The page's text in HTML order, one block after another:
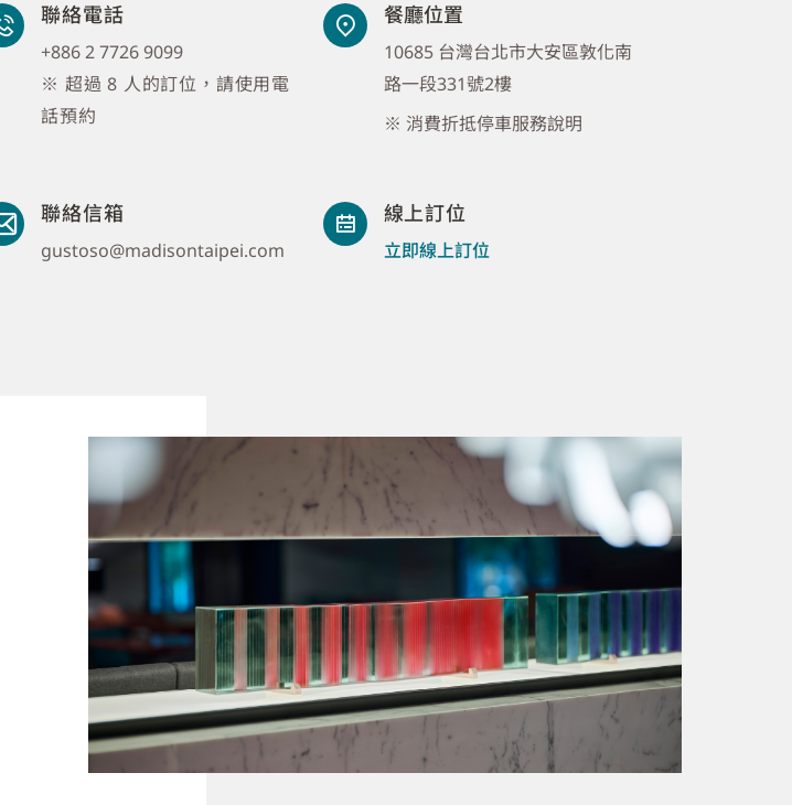
聯絡電話
+886 2 7726 9099
※ 超過 8 人的訂位，請使用電
話預約
餐廳位置
10685 台灣台北市大安區敦化南
路一段331號2樓
※ 消費折抵停車服務說明
聯絡信箱
gustoso@madisontaipei.com
線上訂位
立即線上訂位